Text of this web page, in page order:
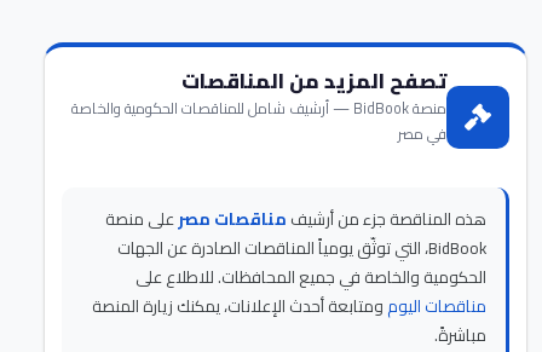
تصفح المزيد من المناقصات
منصة BidBook — أرشيف شامل للمناقصات الحكومية والخاصة
في مصر
هذه المناقصة جزء من أرشيفمناقصات مصرعلى منصة
BidBook، التي توثّق يومياً المناقصات الصادرة عن الجهات
الحكومية والخاصة في جميع المحافظات. للاطلاع على
مناقصات اليومومتابعة أحدث الإعلانات، يمكنك زيارة المنصة
مباشرةً.